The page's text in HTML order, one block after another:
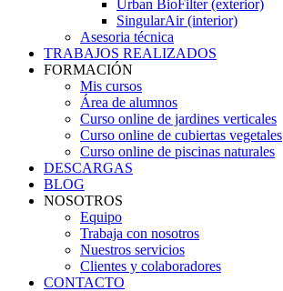
Urban BioFilter (exterior)
SingularAir (interior)
Asesoria técnica
TRABAJOS REALIZADOS
FORMACIÓN
Mis cursos
Área de alumnos
Curso online de jardines verticales
Curso online de cubiertas vegetales
Curso online de piscinas naturales
DESCARGAS
BLOG
NOSOTROS
Equipo
Trabaja con nosotros
Nuestros servicios
Clientes y colaboradores
CONTACTO